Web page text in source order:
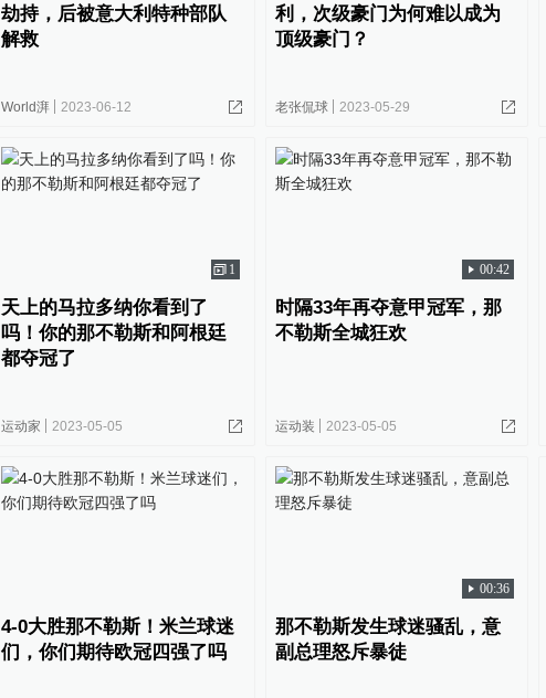
劫持，后被意大利特种部队
解救
World湃 2023-06-12
利，次级豪门为何难以成为
顶级豪门？
老张侃球 2023-05-29
1
天上的马拉多纳你看到了
吗！你的那不勒斯和阿根廷
都夺冠了
运动家 2023-05-05
00:42
时隔33年再夺意甲冠军，那
不勒斯全城狂欢
运动装 2023-05-05
4-0大胜那不勒斯！米兰球迷
们，你们期待欧冠四强了吗
00:36
那不勒斯发生球迷骚乱，意
副总理怒斥暴徒